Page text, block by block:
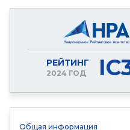
РЕЙТИНГ
2024 ГОД
Общая информация